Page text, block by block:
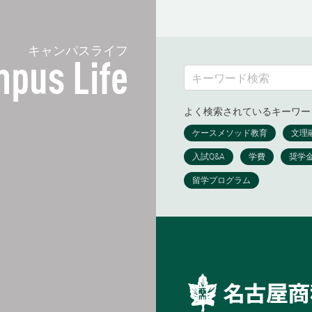
キャンパスライフ
Life
よく検索されているキーワ